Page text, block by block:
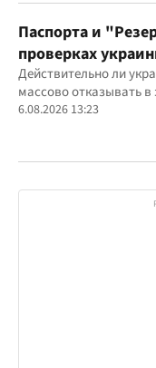
Паспорта и
проверках
Действительно ли
массово отказывать
6.08.2026 13:23